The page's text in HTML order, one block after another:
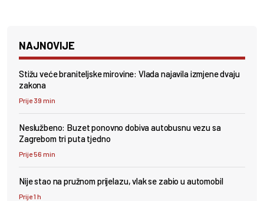
NAJNOVIJE
Stižu veće braniteljske mirovine: Vlada najavila izmjene dvaju
zakona
Prije 39 min
Neslužbeno: Buzet ponovno dobiva autobusnu vezu sa
Zagrebom tri puta tjedno
Prije 56 min
Nije stao na pružnom prijelazu, vlak se zabio u automobil
Prije 1 h